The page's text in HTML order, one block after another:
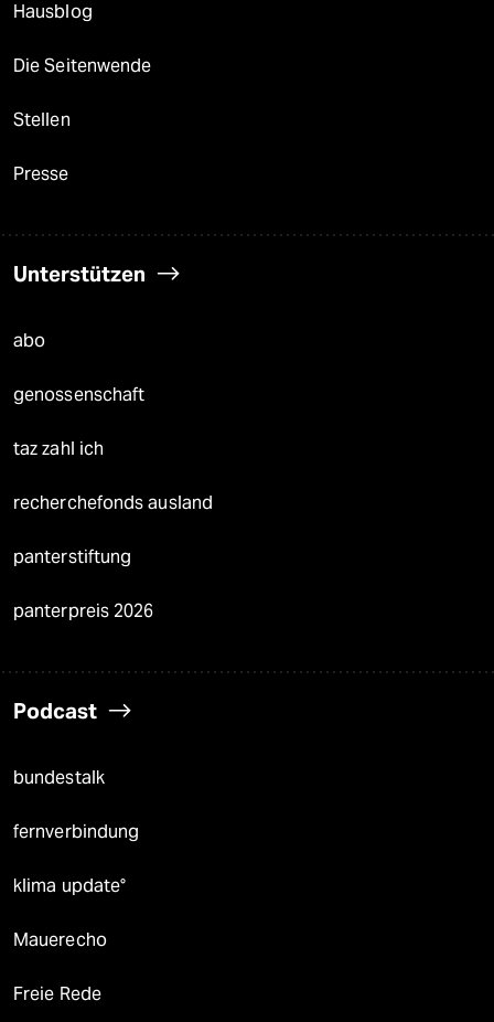
Hausblog
Die Seitenwende
Stellen
Presse
Unterstützen
abo
genossenschaft
taz zahl ich
recherchefonds ausland
panterstiftung
panterpreis 2026
Podcast
bundestalk
fernverbindung
klima update°
Mauerecho
Freie Rede